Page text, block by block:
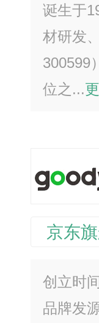
诞生于
材研发
300599
位之...
京东
创立时
品牌发